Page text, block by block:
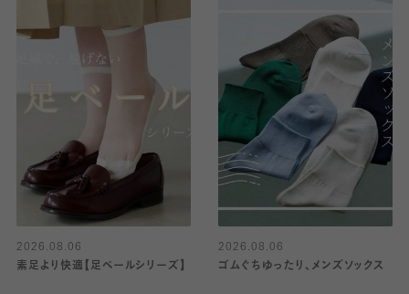
2026.08.06
素足より快適【足ベールシリーズ】
2026.08.06
ゴムぐちゆったり、メンズソックス